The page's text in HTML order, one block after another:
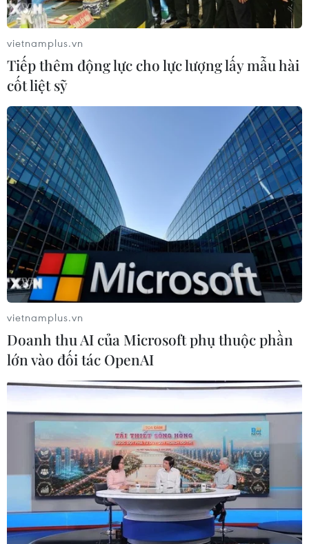
vietnamplus.vn
Tiếp thêm động lực cho lực lượng lấy mẫu hài
cốt liệt sỹ
vietnamplus.vn
Doanh thu AI của Microsoft phụ thuộc phần
lớn vào đối tác OpenAI